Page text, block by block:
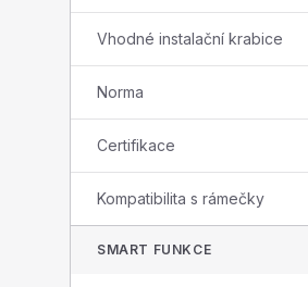
Vhodné instalační krabice
Norma
Certifikace
Kompatibilita s rámečky
SMART FUNKCE